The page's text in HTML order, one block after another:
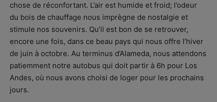
chose de réconfortant. L’air est humide et froid; l’odeur
du bois de chauffage nous imprègne de nostalgie et
stimule nos souvenirs. Qu’il est bon de se retrouver,
encore une fois, dans ce beau pays qui nous offre l’hiver
de juin à octobre. Au terminus d’Alameda, nous attendons
patiemment notre autobus qui doit partir à 6h pour Los
Andes, où nous avons choisi de loger pour les prochains
jours.